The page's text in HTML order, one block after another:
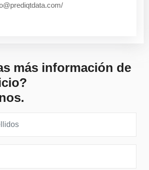
más información de